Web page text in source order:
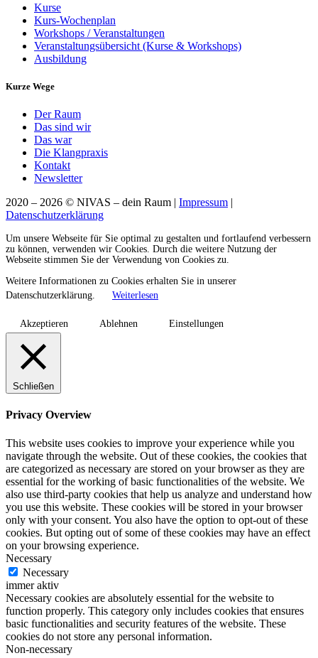
Kurse
Kurs-Wochenplan
Workshops / Veranstaltungen
Veranstaltungsübersicht (Kurse & Workshops)
Ausbildung
Kurze Wege
Der Raum
Das sind wir
Das war
Die Klangpraxis
Kontakt
Newsletter
2020 – 2026 © NIVAS – dein Raum | Impressum |
Datenschutzerklärung
Um unsere Webseite für Sie optimal zu gestalten und fortlaufend verbessern
zu können, verwenden wir Cookies. Durch die weitere Nutzung der
Webseite stimmen Sie der Verwendung von Cookies zu.
Weitere Informationen zu Cookies erhalten Sie in unserer
Datenschutzerklärung.
Weiterlesen
Akzeptieren Ablehnen Einstellungen
Schließen
Privacy Overview
This website uses cookies to improve your experience while you
navigate through the website. Out of these cookies, the cookies that
are categorized as necessary are stored on your browser as they are
essential for the working of basic functionalities of the website. We
also use third-party cookies that help us analyze and understand how
you use this website. These cookies will be stored in your browser
only with your consent. You also have the option to opt-out of these
cookies. But opting out of some of these cookies may have an effect
on your browsing experience.
Necessary
Necessary
immer aktiv
Necessary cookies are absolutely essential for the website to
function properly. This category only includes cookies that ensures
basic functionalities and security features of the website. These
cookies do not store any personal information.
Non-necessary